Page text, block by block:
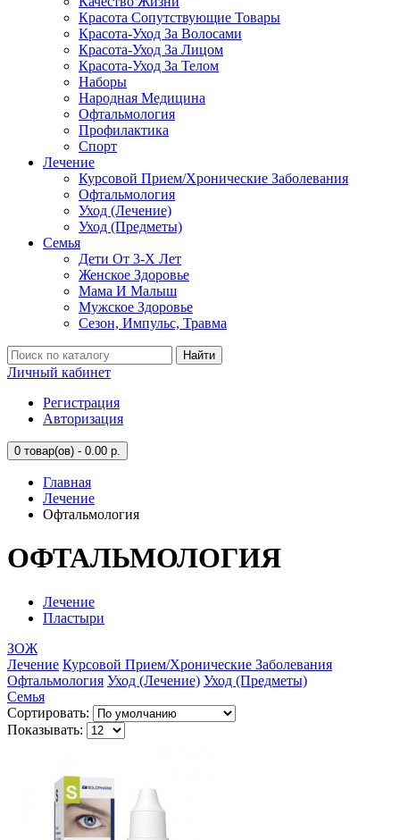
Красота Сопутствующие Товары
Красота-Уход За Волосами
Красота-Уход За Лицом
Красота-Уход За Телом
Наборы
Народная Медицина
Офтальмология
Профилактика
Спорт
Лечение
Курсовой Прием/Хронические Заболевания
Офтальмология
Уход (Лечение)
Уход (Предметы)
Семья
Дети От 3-Х Лет
Женское Здоровье
Мама И Малыш
Мужское Здоровье
Сезон, Импульс, Травма
Найти
Личный кабинет
Регистрация
Авторизация
0 товар(ов) - 0.00 р.
Главная
Лечение
Офтальмология
ОФТАЛЬМОЛОГИЯ
Лечение
Пластыри
ЗОЖ
Лечение Курсовой Прием/Хронические Заболевания
Офтальмология Уход (Лечение) Уход (Предметы)
Семья
Сортировать:
Показывать: